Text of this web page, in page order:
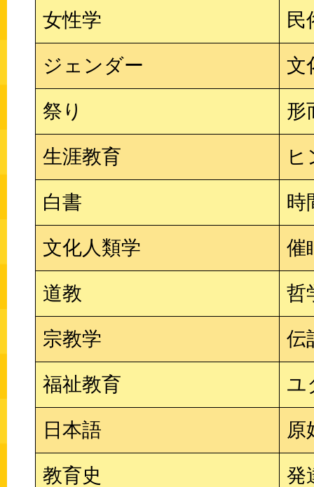
女性学 民
ジェンダー 文
祭り 形
生涯教育 ヒ
白書 時
文化人類学 催
道教 哲
宗教学 伝
福祉教育 ユ
日本語 原
教育史 発